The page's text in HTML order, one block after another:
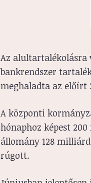
Az alultartalékolásra
bankrendszer
meghaladta az előírt
A központi
hónaphoz képest
állomány 128
rúgott.